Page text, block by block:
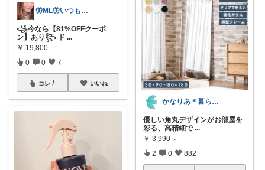
🦋ML🦋いつもありがとう💓
꧁今なら【81%OFFクーポ
ン】あり꧂ ド ...
￥ 19,800
0 0 7
コレ いいね
かなりあ＊暮らしのマルシェ
優しい角丸デザインがお部屋を
彩る、高精細で ...
￥ 3,990～
2 0 882